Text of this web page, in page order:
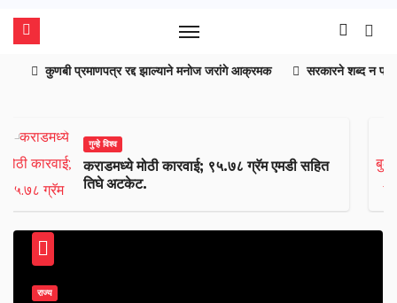
कुणबी प्रमाणपत्र रद्द झाल्याने मनोज जरांगे आक्रमक सरकारने शब्द न
गुन्हे विश्व
कर्ण कर्कश बुलेटस्वारांवर कराड पोलिसांची कारवाई
राज्य